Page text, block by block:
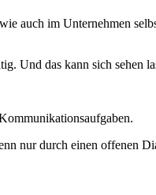
auch im Unternehmen
Und das kann sich sehen
nur durch einen offenen